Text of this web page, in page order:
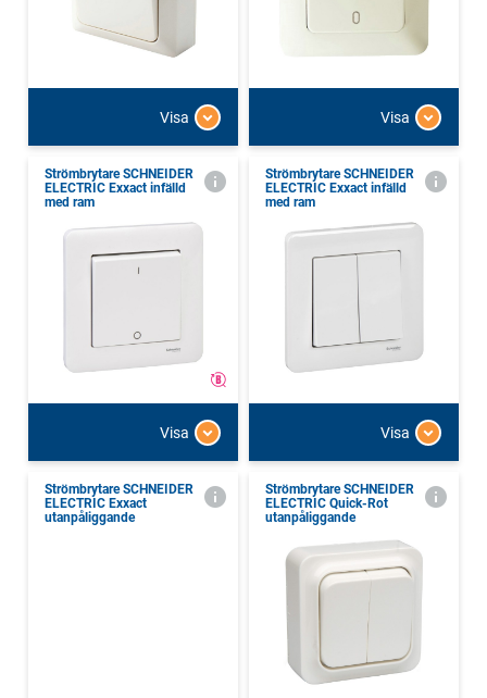
Visa Visa
Strömbrytare SCHNEIDER
ELECTRIC Exxact infälld
med ram
Visa
Strömbrytare SCHNEIDER
ELECTRIC Exxact infälld
med ram
Visa
Strömbrytare SCHNEIDER
ELECTRIC Exxact
utanpåliggande
Strömbrytare SCHNEIDER
ELECTRIC Quick-Rot
utanpåliggande